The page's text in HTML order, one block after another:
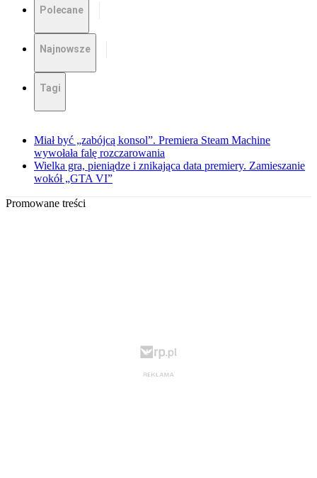
Polecane
Najnowsze
Tagi
Miał być „zabójcą konsol”. Premiera Steam Machine
wywołała falę rozczarowania
Wielka gra, pieniądze i znikająca data premiery. Zamieszanie
wokół „GTA VI”
Promowane treści